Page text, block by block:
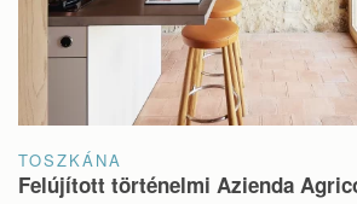
TOSZKÁNA
Felújított történelmi Azienda